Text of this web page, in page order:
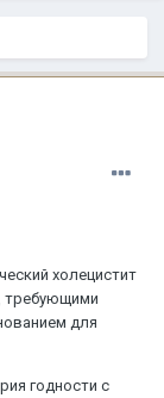
холецистит
требующими
для
годности с